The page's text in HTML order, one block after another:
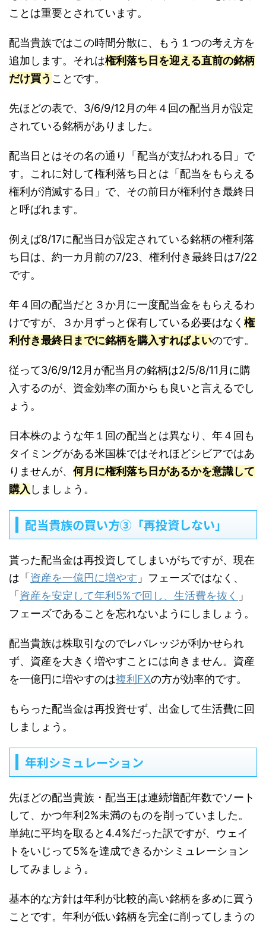
ことは重要とされています。
配当貴族ではこの時間分散に、もう１つの考え方を
追加します。それは権利落ち日を迎える直前の銘柄
だけ買う ことです。
先ほどの表で、3/6/9/12月の年４回の配当月が設定
されている銘柄がありました。
配当日とはその名の通り「配当が支払われる日」で
す。これに対して権利落ち日とは「配当をもらえる
権利が消滅する日」で、その前日が権利付き最終日
と呼ばれます。
例えば8/17に配当日が設定されている銘柄の権利落
ち日は、約一カ月前の7/23、権利付き最終日は7/22
です。
年４回の配当だと３か月に一度配当金をもらえるわ
けですが、３か月ずっと保有している必要はなく 権
利付き最終日までに銘柄を購入すればよいのです。
従って3/6/9/12月が配当月の銘柄は2/5/8/11月に購
入するのが、資金効率の面からも良いと言えるでし
ょう。
日本株のような年１回の配当とは異なり、年４回も
タイミングがある米国株ではそれほどシビアではあ
りませんが、 何月に権利落ち日があるかを意識して
購入 しましょう。
配当貴族の買い方③「再投資しない」
貰った配当金は再投資してしまいがちですが、現在
は「 資産を一億円に増やす 」フェーズではなく、
「 資産を安定して年利5%で回し、生活費を抜く 」
フェーズであることを忘れないようにしましょう。
配当貴族は株取引なのでレバレッジが利かせられ
ず、資産を大きく増やすことには向きません。資産
を一億円に増やすのは複利FXの方が効率的です。
もらった配当金は再投資せず、出金して生活費に回
しましょう。
年利シミュレーション
先ほどの配当貴族・配当王は連続増配年数でソート
して、かつ年利2%未満のものを削っていました。
単純に平均を取ると4.4%だった訳ですが、ウェイ
トをいじって5%を達成できるかシミュレーション
してみましょう。
基本的な方針は年利が比較的高い銘柄を多めに買う
ことです。年利が低い銘柄を完全に削ってしまうの